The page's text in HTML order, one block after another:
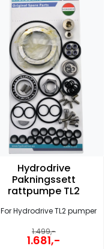
Hydrodrive
Pakningssett
rattpumpe TL2
For Hydrodrive TL2 pumper
1.499,-
1.681,-